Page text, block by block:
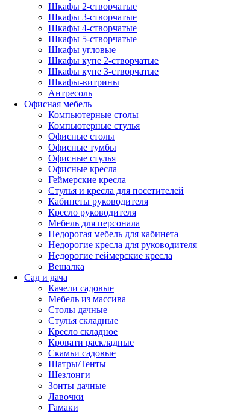
Шкафы 2-створчатые
Шкафы 3-створчатые
Шкафы 4-створчатые
Шкафы 5-створчатые
Шкафы угловые
Шкафы купе 2-створчатые
Шкафы купе 3-створчатые
Шкафы-витрины
Антресоль
Офисная мебель
Компьютерные столы
Компьютерные стулья
Офисные столы
Офисные тумбы
Офисные стулья
Офисные кресла
Геймерские кресла
Стулья и кресла для посетителей
Кабинеты руководителя
Кресло руководителя
Мебель для персонала
Недорогая мебель для кабинета
Недорогие кресла для руководителя
Недорогие геймерские кресла
Вешалка
Сад и дача
Качели садовые
Мебель из массива
Столы дачные
Стулья складные
Кресло складное
Кровати раскладные
Скамьи садовые
Шатры/Тенты
Шезлонги
Зонты дачные
Лавочки
Гамаки